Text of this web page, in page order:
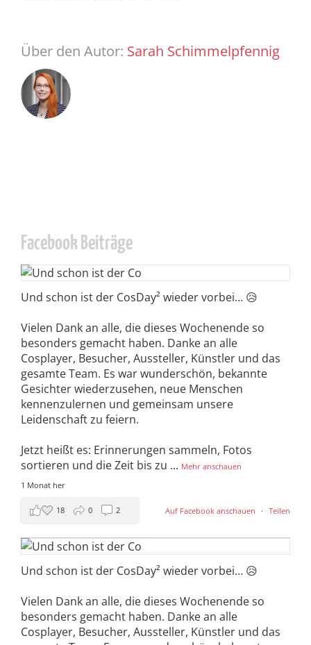
Über den Autor: Sarah Schimmelpfennig
Facebook Beiträge
Und schon ist der CosDay² wieder vorbei… 😥
Vielen Dank an alle, die dieses Wochenende so
besonders gemacht haben. Danke an alle
Cosplayer, Besucher, Aussteller, Künstler und das
gesamte Team. Es war wunderschön, bekannte
Gesichter wiederzusehen, neue Menschen
kennenzulernen und gemeinsam unsere
Leidenschaft zu feiern.
Jetzt heißt es: Erinnerungen sammeln, Fotos
sortieren und die Zeit bis zu ... Mehr anschauen
1 Monat her
Auf Facebook anschauen · Teilen
18 0 2
Und schon ist der CosDay² wieder vorbei… 😥
Vielen Dank an alle, die dieses Wochenende so
besonders gemacht haben. Danke an alle
Cosplayer, Besucher, Aussteller, Künstler und das